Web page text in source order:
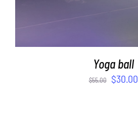
Yoga ball
$55.00 $30.00